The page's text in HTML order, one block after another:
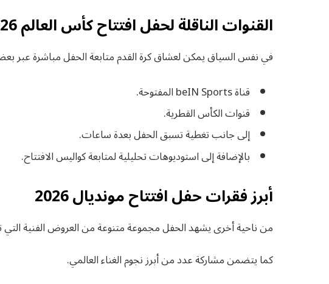
القنوات الناقلة لحفل افتتاح كأس العالم 2026
في نفس السياق يمكن لعشاق كرة القدم متابعة الحفل مباشرة عبر
قناة beIN Sports المفتوحة.
قنوات الكأس القطرية.
إلى جانب تغطية تسبق الحفل بعدة ساعات.
بالإضافة إلى استوديوهات تحليلية لمتابعة كواليس الافتتاح.
أبرز فقرات حفل افتتاح مونديال 2026
من ناحية أخرى يشهد الحفل مجموعة متنوعة من العروض الفنية
كما يتضمن مشاركة عدد من أبرز نجوم الغناء العالمي.